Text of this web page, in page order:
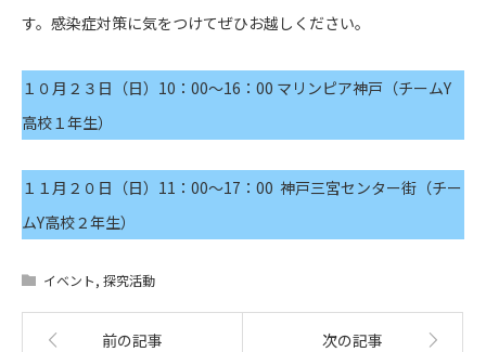
す。感染症対策に気をつけてぜひお越しください。
１０月２３日（日）10：00〜16：00 マリンピア神戸（チームY
高校１年生）
１１月２０日（日）11：00〜17：00 神戸三宮センター街（チー
ムY高校２年生）
イベント, 探究活動
前の記事 次の記事